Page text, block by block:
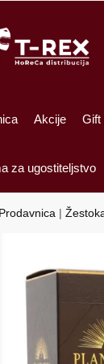
Akcije Gift
za ugostiteljstvo
Prodavnica |